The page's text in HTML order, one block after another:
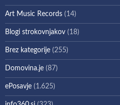
Art Music Records (14)
Blogi strokovnjakov (18)
Brez kategorije (255)
Domovina.je (87)
ePosavje (1.625)